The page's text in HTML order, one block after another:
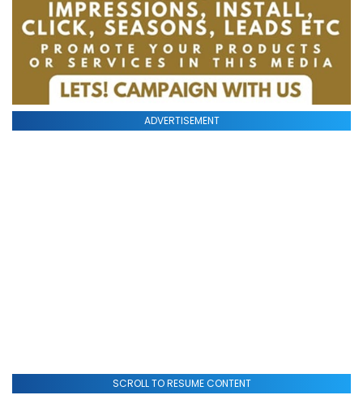
ADVERTISEMENT
SCROLL TO RESUME CONTENT